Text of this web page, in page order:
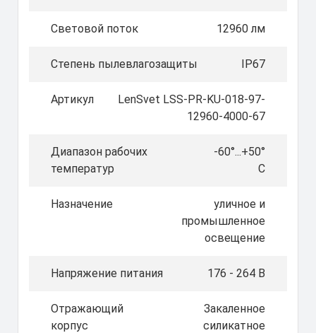
Световой поток 12960 лм
Степень пылевлагозащиты IP67
Артикул
LenSvet LSS-PR-KU-018-97-
12960-4000-67
Диапазон рабочих
температур
-60°...+50°
C
Назначение
уличное и
промышленное
освещение
Напряжение питания 176 - 264 В
Отражающий
корпус
Закаленное
силикатное